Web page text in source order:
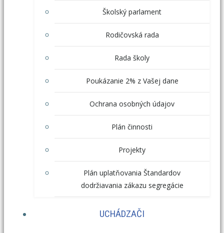
Školský parlament
Rodičovská rada
Rada školy
Poukázanie 2% z Vašej dane
Ochrana osobných údajov
Plán činnosti
Projekty
Plán uplatňovania Štandardov
dodržiavania zákazu segregácie
UCHÁDZAČI